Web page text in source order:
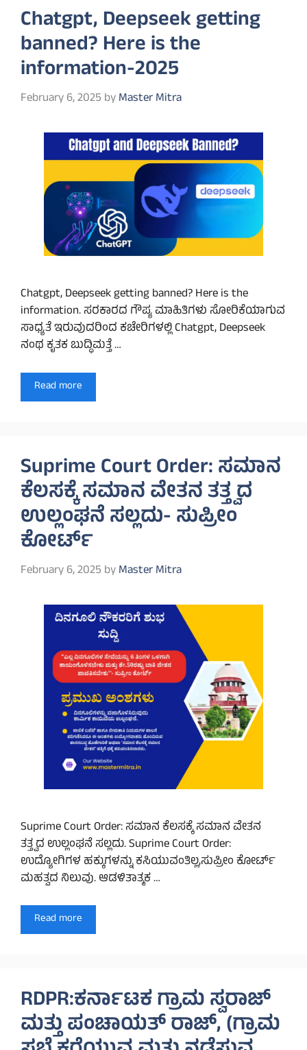
Chatgpt, Deepseek getting
banned? Here is the
information-2025
February 6, 2025 byMaster Mitra
Chatgpt, Deepseek getting banned? Here is the
information. ಸರಕಾರದ ಗೌಪ್ಯ ಮಾಹಿತಿಗಳು ಸೋರಿಕೆಯಾಗುವ
ಸಾಧ್ಯತೆ ಇರುವುದರಿಂದ ಕಚೇರಿಗಳಲ್ಲಿ Chatgpt, Deepseek
ನಂಥ ಕೃತಕ ಬುದ್ಧಿಮತ್ತೆ …
Read more
Suprime Court Order: ಸಮಾನ
ಕೆಲಸಕ್ಕೆ ಸಮಾನ ವೇತನ ತತ್ತ್ವದ
ಉಲ್ಲಂಘನೆ ಸಲ್ಲದು- ಸುಪ್ರೀಂ
ಕೋರ್ಟ್
February 6, 2025 byMaster Mitra
Suprime Court Order: ಸಮಾನ ಕೆಲಸಕ್ಕೆ ಸಮಾನ ವೇತನ
ತತ್ತ್ವದ ಉಲ್ಲಂಘನೆ ಸಲ್ಲದು. Suprime Court Order:
ಉದ್ಯೋಗಿಗಳ ಹಕ್ಕುಗಳನ್ನು ಕಸಿಯುವಂತಿಲ್ಲ,ಸುಪ್ರೀಂ ಕೋರ್ಟ್
ಮಹತ್ವದ ನಿಲುವು. ಆಡಳಿತಾತ್ಮಕ …
Read more
RDPR:ಕರ್ನಾಟಕ ಗ್ರಾಮ ಸ್ವರಾಜ್
ಮತ್ತು ಪಂಚಾಯತ್ ರಾಜ್, (ಗ್ರಾಮ